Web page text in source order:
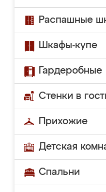
Распашные
Шкафы-купе
Гардеробные
Стенки в
Прихожие
Детская
Спальни